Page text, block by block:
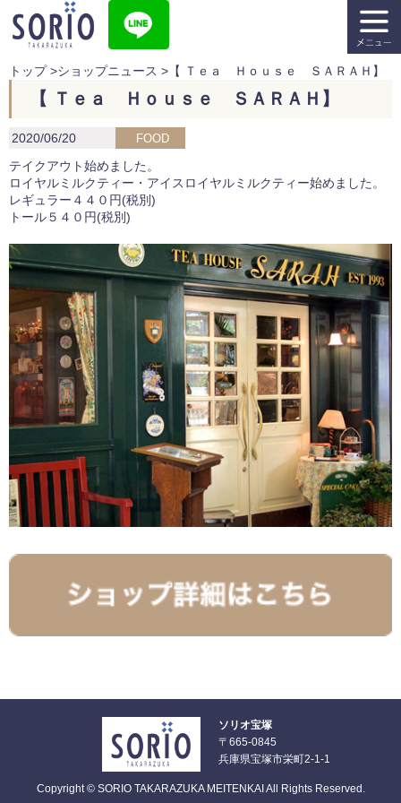
トップ>ショップニュース > 【 Ｔｅａ Ｈｏｕｓｅ ＳＡＲＡＨ】
【 Ｔｅａ Ｈｏｕｓｅ ＳＡＲＡＨ】
2020/06/20 FOOD
テイクアウト始めました。
ロイヤルミルクティー・アイスロイヤルミルクティー始めました。
レギュラー４４０円(税別)
トール５４０円(税別)
ソリオ宝塚
〒665-0845
兵庫県宝塚市栄町2-1-1
Copyright © SORIO TAKARAZUKA MEITENKAI All Rights Reserved.